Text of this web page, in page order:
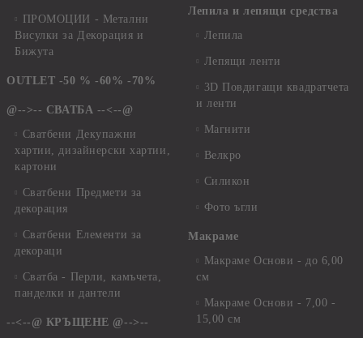
ПРОМОЦИИ - Метални
Висулки за Декорация и
Бижута
OUTLET -50 % -60% -70%
@-->-- СВАТБА --<--@
Сватбени Декупажни
хартии, дизайнерски хартии,
картони
Сватбени Предмети за
декорация
Сватбени Елементи за
декораци
Сватба - Перли, камъчета,
панделки и дантели
--<--@ КРЪЩЕНЕ @-->--
Лепила и лепящи средства
Лепила
Лепящи ленти
3D Повдигащи квадратчета
и ленти
Магнити
Велкро
Силикон
Фото ъгли
Макраме
Макраме Основи - до 6,00
см
Макраме Основи - 7,00 -
15,00 см